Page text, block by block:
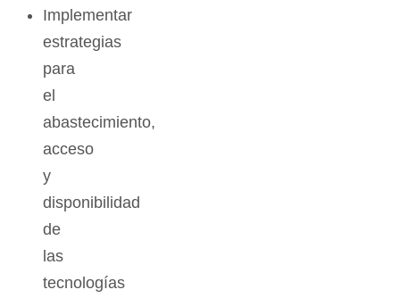
Implementar
estrategias
para
el
abastecimiento,
acceso
y
disponibilidad
de
las
tecnologías